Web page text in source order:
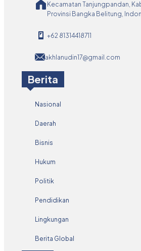
Kecamatan Tanjungpandan,
Provinsi Bangka Belitung,
+62 81314418711
akhlanudin17@gmail.com
Berita
Nasional
Daerah
Bisnis
Hukum
Politik
Pendidikan
Lingkungan
Berita Global